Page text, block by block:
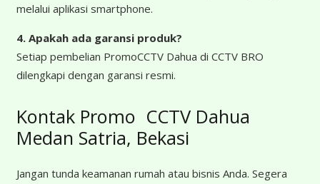
melalui aplikasi smartphone.
4. Apakah ada garansi produk?
Setiap pembelian PromoCCTV Dahua di CCTV BRO
dilengkapi dengan garansi resmi.
Kontak Promo CCTV Dahua
Medan Satria, Bekasi
Jangan tunda keamanan rumah atau bisnis Anda. Segera